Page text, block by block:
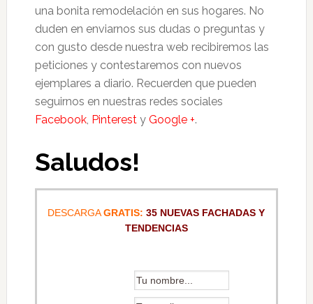
una bonita remodelación en sus hogares. No
duden en enviarnos sus dudas o preguntas y
con gusto desde nuestra web recibiremos las
peticiones y contestaremos con nuevos
ejemplares a diario. Recuerden que pueden
seguirnos en nuestras redes sociales
Facebook, Pinteresty Google +.
Saludos!
DESCARGAGRATIS: 35 NUEVAS FACHADAS Y
TENDENCIAS